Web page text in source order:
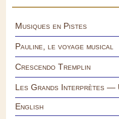
Musiques en Pistes
Pauline, le voyage musical
Crescendo Tremplin
Les Grands Interprètes —
English